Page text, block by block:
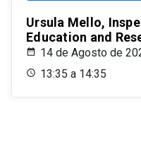
Ursula Mello,
Education and
14 de Agosto de
13:35 a 14:35